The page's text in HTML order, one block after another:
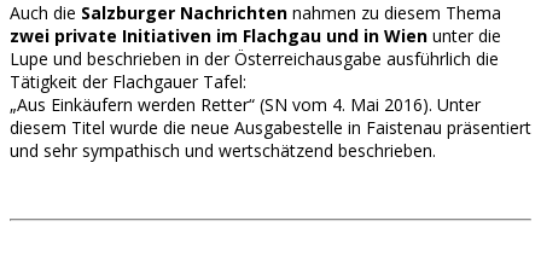
Auch die Salzburger Nachrichten nahmen zu diesem Thema
zwei private Initiativen im Flachgau und in Wien unter die
Lupe und beschrieben in der Österreichausgabe ausführlich die
Tätigkeit der Flachgauer Tafel:
„Aus Einkäufern werden Retter“ (SN vom 4. Mai 2016). Unter
diesem Titel wurde die neue Ausgabestelle in Faistenau präsentiert
und sehr sympathisch und wertschätzend beschrieben.